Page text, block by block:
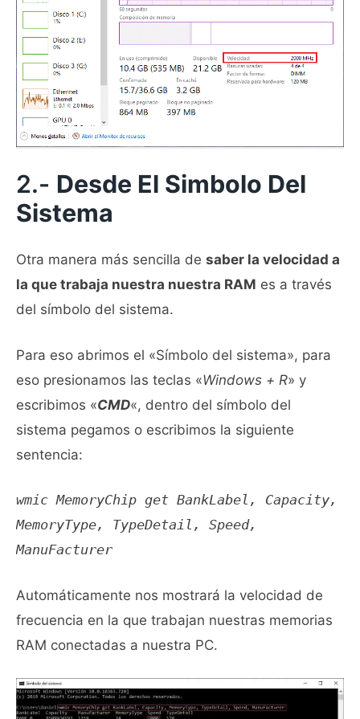
2.- Desde El Simbolo Del
Sistema
Otra manera más sencilla de saber la velocidad a
la que trabaja nuestra nuestra RAM es a través
del símbolo del sistema.
Para eso abrimos el «Símbolo del sistema», para
eso presionamos las teclas «Windows + R» y
escribimos «CMD«, dentro del símbolo del
sistema pegamos o escribimos la siguiente
sentencia:
wmic MemoryChip get BankLabel, Capacity,
MemoryType, TypeDetail, Speed,
ManuFacturer
Automáticamente nos mostrará la velocidad de
frecuencia en la que trabajan nuestras memorias
RAM conectadas a nuestra PC.